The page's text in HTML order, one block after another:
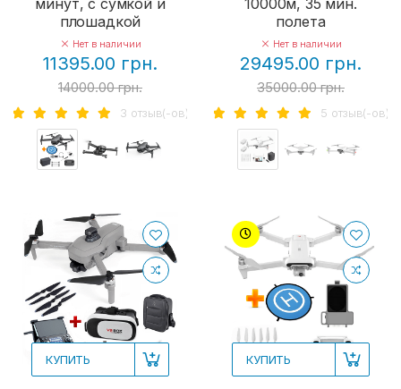
минут, с сумкой и
плошадкой
Нет в наличии
11395.00 грн.
14000.00 грн.
3 отзыв(-ов)
10000м, 35 мин.
полета
Нет в наличии
29495.00 грн.
35000.00 грн.
5 отзыв(-ов)
КУПИТЬ КУПИТЬ